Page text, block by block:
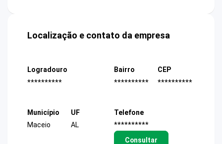
Localização e contato da empresa
Logradouro
**********
Bairro
**********
CEP
**********
Município
Maceio
UF
AL
Telefone
**********
Consultar